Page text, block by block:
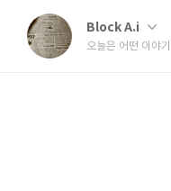
Block A.i
오늘은 어떤 이야